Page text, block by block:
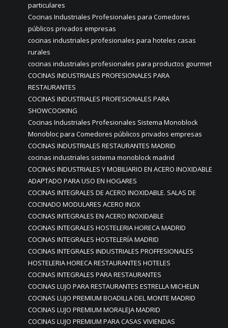
particulares
Cocinas Industriales Profesionales para Comedores
públicos privados empresas
cocinas industriales profesionales para hoteles casas
rurales
cocinas industriales profesionales para productos gourmet
COCINAS INDUSTRIALES PROFESIONALES PARA
RESTAURANTES
COCINAS INDUSTRIALES PROFESIONALES PARA
SHOWCOOKING
Cocinas Industriales Profesionales Sistema Monoblock
Monobloc para Comedores públicos privados empresas
COCINAS INDUSTRIALES RESTAURANTES MADRID
cocinas industriales sistema monoblock madrid
COCINAS INDUSTRIALES Y MOBILIARIO EN ACERO INOXIDABLE
ADAPTADO PARA USO EN HOGARES
COCINAS INTEGRALES DE ACERO INOXIDABLE. SALAS DE
COCINADO MODULARES ACERO INOX
COCINAS INTEGRALES EN ACERO INOXIDABLE
COCINAS INTEGRALES HOSTELERIA HORECA MADRID
COCINAS INTEGRALES HOSTELERÍA MADRID
COCINAS INTEGRALES INDUSTRIALES PROFFESIONALES
HOSTELERIA HORECA RESTAURANTES HOTELES
COCINAS INTEGRALES PARA RESTAURANTES
COCINAS LUJO PARA RESTAURANTES ESTRELLA MICHELIN
COCINAS LUJO PREMIUM BOADILLA DEL MONTE MADRID
COCINAS LUJO PREMIUM MORALEJA MADRID
COCINAS LUJO PREMIUM PARA CASAS VIVIENDAS